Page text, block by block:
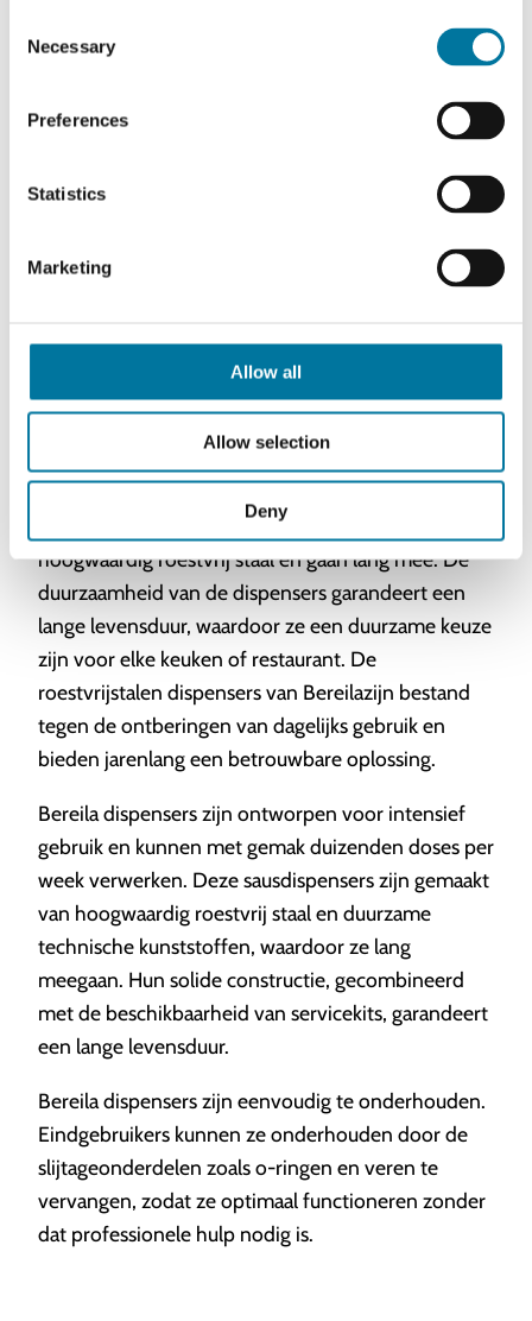
Selection
Necessary
Preferences
Statistics
Marketing
Allow all
Allow selection
Deny
Dispensers & Pompen
Gebouwd om de tand des tijds te
weerstaan
Bereila's sausdispensers zijn gemaakt van
hoogwaardig roestvrij staal en gaan lang mee. De
duurzaamheid van de dispensers garandeert een
lange levensduur, waardoor ze een duurzame keuze
zijn voor elke keuken of restaurant. De
roestvrijstalen dispensers van Bereilazijn bestand
tegen de ontberingen van dagelijks gebruik en
bieden jarenlang een betrouwbare oplossing.
Bereila dispensers zijn ontworpen voor intensief
gebruik en kunnen met gemak duizenden doses per
week verwerken. Deze sausdispensers zijn gemaakt
van hoogwaardig roestvrij staal en duurzame
technische kunststoffen, waardoor ze lang
meegaan. Hun solide constructie, gecombineerd
met de beschikbaarheid van servicekits, garandeert
een lange levensduur.
Bereila dispensers zijn eenvoudig te onderhouden.
Eindgebruikers kunnen ze onderhouden door de
slijtageonderdelen zoals o-ringen en veren te
vervangen, zodat ze optimaal functioneren zonder
dat professionele hulp nodig is.